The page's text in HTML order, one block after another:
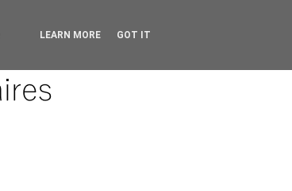
LEARN MORE GOT IT